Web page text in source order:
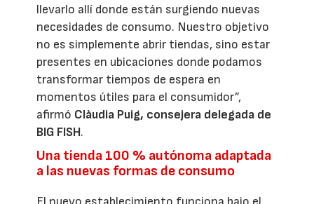
llevarlo allí donde están surgiendo nuevas
necesidades de consumo. Nuestro objetivo
no es simplemente abrir tiendas, sino estar
presentes en ubicaciones donde podamos
transformar tiempos de espera en
momentos útiles para el consumidor”,
afirmó Clàudia Puig, consejera delegada de
BIG FISH.
Una tienda 100 % autónoma adaptada
a las nuevas formas de consumo